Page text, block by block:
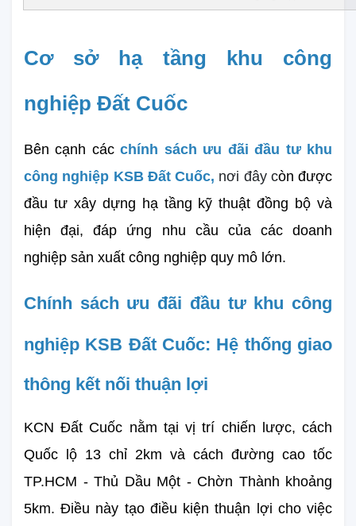
Cơ sở hạ tầng khu công
nghiệp Đất Cuốc
Bên cạnh các chính sách ưu đãi đầu tư khu
công nghiệp KSB Đất Cuốc, nơi đây còn được
đầu tư xây dựng hạ tầng kỹ thuật đồng bộ và
hiện đại, đáp ứng nhu cầu của các doanh
nghiệp sản xuất công nghiệp quy mô lớn.
Chính sách ưu đãi đầu tư khu công
nghiệp KSB Đất Cuốc: Hệ thống giao
thông kết nối thuận lợi
KCN Đất Cuốc nằm tại vị trí chiến lược, cách
Quốc lộ 13 chỉ 2km và cách đường cao tốc
TP.HCM - Thủ Dầu Một - Chờn Thành khoảng
5km. Điều này tạo điều kiện thuận lợi cho việc